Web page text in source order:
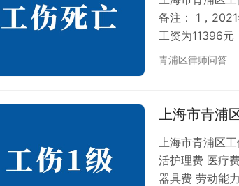
备注： 1，
工资为11396元
荐： 上海市青
市青浦区工伤
青浦区律师问答
上海市青浦
上海市青浦区
活护理费 医疗
器具费 劳动能